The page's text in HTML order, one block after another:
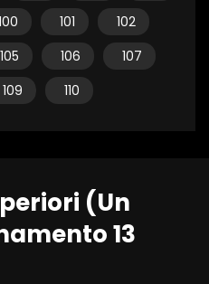
101
102
105 106
107
109 110
(Un
13